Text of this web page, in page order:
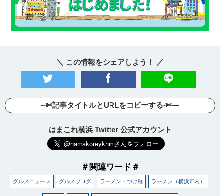
＼ この情報をシェアしよう！ ／
--✄記事タイトルとURLをコピーする-✄—
はまこれ横浜 Twitter 公式アカウント
＃関連ワード＃
グルメニュース グルメブログ ラーメン・つけ麺 ラーメン（横浜市内）